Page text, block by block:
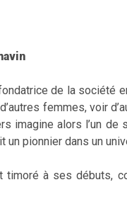
de la société
femmes, voir
imagine alors l’un de
un pionnier dans un
timoré à ses débuts,